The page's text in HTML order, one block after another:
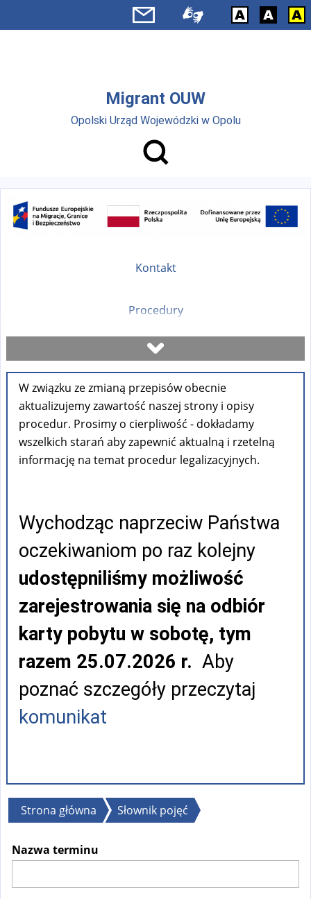
Przejdź do menu głównego
Migrant OUW
Opolski Urząd Wojewódzki w Opolu
Kontakt
Procedury
Umów się na wizytę
Sprawdź stan sprawy
Formularze
FAQ
Pouczenia
W związku ze zmianą przepisów obecnie
aktualizujemy zawartość naszej strony i opisy
procedur. Prosimy o cierpliwość - dokładamy
wszelkich starań aby zapewnić aktualną i rzetelną
informację na temat procedur legalizacyjnych.
Wychodząc naprzeciw Państwa
oczekiwaniom po raz kolejny
udostępniliśmy możliwość
zarejestrowania się na odbiór
karty pobytu w sobotę, tym
razem 25.07.2026 r. Aby
poznać szczegóły przeczytaj
komunikat
Jesteś
Strona główna Słownik pojęć
Nazwa terminu